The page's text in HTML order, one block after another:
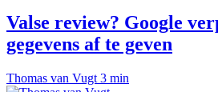
Valse review? Google
gegevens af te geven
Thomas van Vugt 3 min